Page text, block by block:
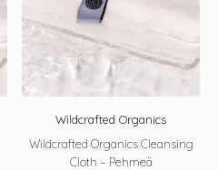
Wildcrafted Organics
Wildcrafted Organics Cleansing
Cloth – Pehmeä